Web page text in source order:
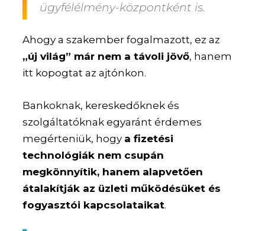
ügyfélélmény-központként is.
Ahogy a szakember fogalmazott, ez az
„új világ” már nem a távoli jövő, hanem
itt kopogtat az ajtónkon.
Bankoknak, kereskedőknek és
szolgáltatóknak egyaránt érdemes
megérteniük, hogy a fizetési
technológiák nem csupán
megkönnyítik, hanem alapvetően
átalakítják az üzleti működésüket és
fogyasztói kapcsolataikat.